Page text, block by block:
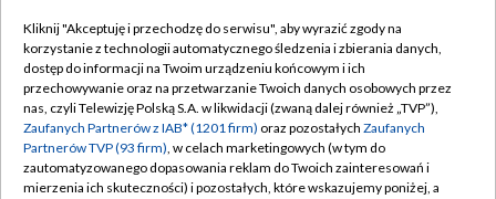
TVP
Abonament TVP
Emisja w TVP
Centrum informacji TVP
Regulamin TVP
Polityka prywatności
Moje zgody
Kliknij "Akceptuję i przechodzę do serwisu", aby wyrazić zgody na
korzystanie z technologii automatycznego śledzenia i zbierania danych,
dostęp do informacji na Twoim urządzeniu końcowym i ich
przechowywanie oraz na przetwarzanie Twoich danych osobowych przez
nas, czyli Telewizję Polską S.A. w likwidacji (zwaną dalej również „TVP”),
Zaufanych Partnerów z IAB* (1201 firm) oraz pozostałych Zaufanych
Partnerów TVP (93 firm), w celach marketingowych (w tym do
zautomatyzowanego dopasowania reklam do Twoich zainteresowań i
mierzenia ich skuteczności) i pozostałych, które wskazujemy poniżej, a